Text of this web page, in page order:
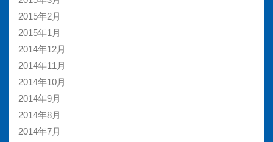
2015年2月
2015年1月
2014年12月
2014年11月
2014年10月
2014年9月
2014年8月
2014年7月